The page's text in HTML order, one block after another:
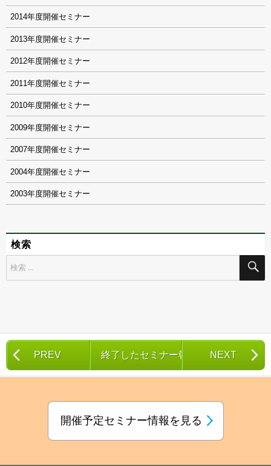
2014
2013
2012
2011
2010
2009
2007
2004
2003
検索
PREV 終了したセミナー報告一覧NEXT
開催予定セミナー情報を見る